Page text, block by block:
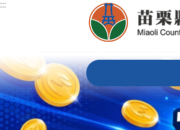
跳到主要內容區塊
:::